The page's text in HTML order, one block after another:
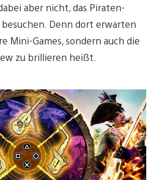
aber nicht, das Piraten-
Denn dort erwarten
Mini-Games, sondern auch die
zu brillieren heißt.